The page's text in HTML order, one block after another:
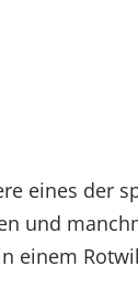
eines der
und
einem